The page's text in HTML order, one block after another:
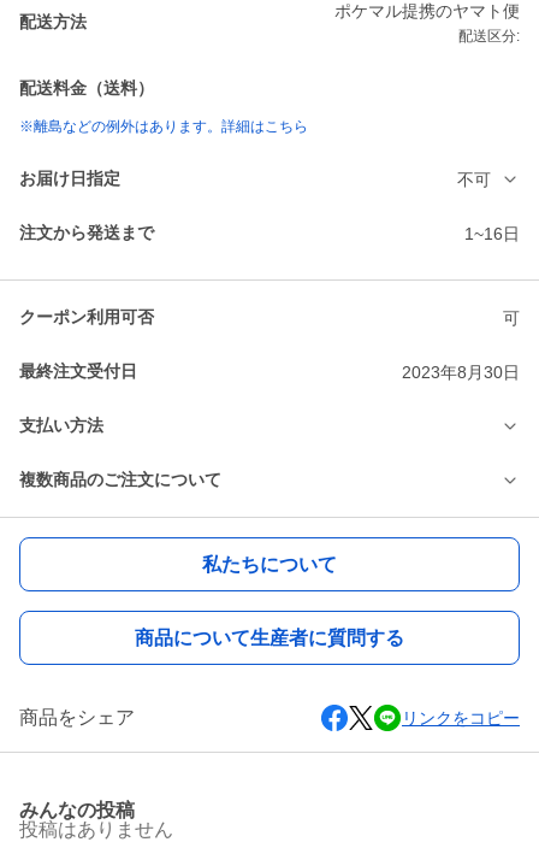
配送方法
ポケマル提携のヤマト便
配送区分:
配送料金（送料）
※離島などの例外はあります。詳細はこちら
お届け日指定 不可
注文から発送まで 1~16日
クーポン利用可否 可
最終注文受付日 2023年8月30日
支払い方法
複数商品のご注文について
私たちについて
商品について生産者に質問する
商品をシェア リンクをコピー
みんなの投稿
投稿はありません